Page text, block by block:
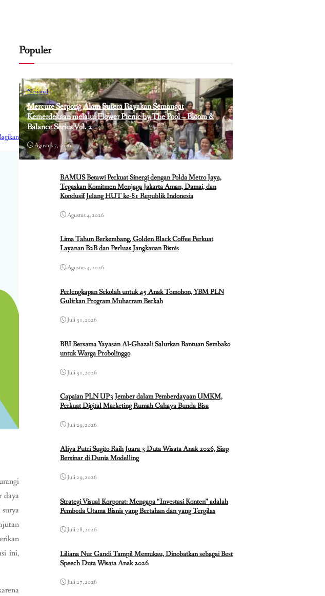
daya
ini,
Populer
Nasional
Mercure Serpong Alam Sutera Rayakan Semangat
Kemerdekaan melalui Flower Picnic by The Pool – Bloom &
Balance Series Vol. 2
Agustus 7, 2026
BAMUS Betawi Perkuat Sinergi dengan Polda Metro Jaya,
Tegaskan Komitmen Menjaga Jakarta Aman, Damai, dan
Kondusif Jelang HUT ke-81 Republik Indonesia
Agustus 4, 2026
Lima Tahun Berkembang, Golden Black Coffee Perkuat
Layanan B2B dan Perluas Jangkauan Bisnis
Agustus 4, 2026
Perlengkapan Sekolah untuk 45 Anak Tomohon, YBM PLN
Gulirkan Program Muharram Berkah
Juli 31, 2026
BRI Bersama Yayasan Al-Ghazali Salurkan Bantuan Sembako
untuk Warga Probolinggo
Juli 31, 2026
Capaian PLN UP3 Jember dalam Pemberdayaan UMKM,
Perkuat Digital Marketing Rumah Cahaya Bunda Bisa
Juli 29, 2026
Aliya Putri Sugito Raih Juara 3 Duta Wisata Anak 2026, Siap
Bersinar di Dunia Modelling
Juli 29, 2026
Strategi Visual Korporat: Mengapa “Investasi Konten” adalah
Pembeda Utama Bisnis yang Bertahan dan yang Tergilas
Juli 28, 2026
Liliana Nur Gandi Tampil Memukau, Dinobatkan sebagai Best
Speech Duta Wisata Anak 2026
Juli 27, 2026